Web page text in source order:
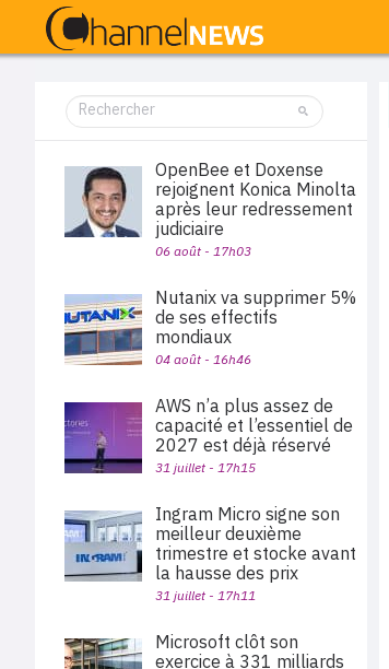
OpenBee et Doxense
rejoignent Konica Minolta
après leur redressement
judiciaire
06 août - 17h03
Nutanix va supprimer 5%
de ses effectifs
mondiaux
04 août - 16h46
AWS n’a plus assez de
capacité et l’essentiel de
2027 est déjà réservé
31 juillet - 17h15
Ingram Micro signe son
meilleur deuxième
trimestre et stocke avant
la hausse des prix
31 juillet - 17h11
Microsoft clôt son
exercice à 331 milliards